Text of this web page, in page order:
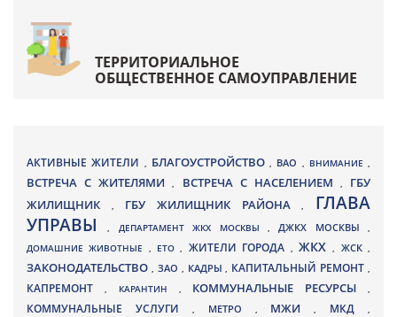
ТЕРРИТОРИАЛЬНОЕ
ОБЩЕСТВЕННОЕ САМОУПРАВЛЕНИЕ
АКТИВНЫЕ ЖИТЕЛИ , БЛАГОУСТРОЙСТВО , ВАО , ВНИМАНИЕ ,
ВСТРЕЧА С ЖИТЕЛЯМИ, ВСТРЕЧА С НАСЕЛЕНИЕМ , ГБУ
ЖИЛИЩНИК
, ГБУ ЖИЛИЩНИК РАЙОНА, ГЛАВА
УПРАВЫ, ДЕПАРТАМЕНТ ЖКХ МОСКВЫ ,ДЖКХ МОСКВЫ ,
ДОМАШНИЕ ЖИВОТНЫЕ , ЕТО, ЖИТЕЛИ ГОРОДА , ЖКХ, ЖСК,
ЗАКОНОДАТЕЛЬСТВО , ЗАО , КАДРЫ, КАПИТАЛЬНЫЙ РЕМОНТ ,
КАПРЕМОНТ , КАРАНТИН , КОММУНАЛЬНЫЕ РЕСУРСЫ,
КОММУНАЛЬНЫЕ УСЛУГИ , МЕТРО , МЖИ, МКД ,